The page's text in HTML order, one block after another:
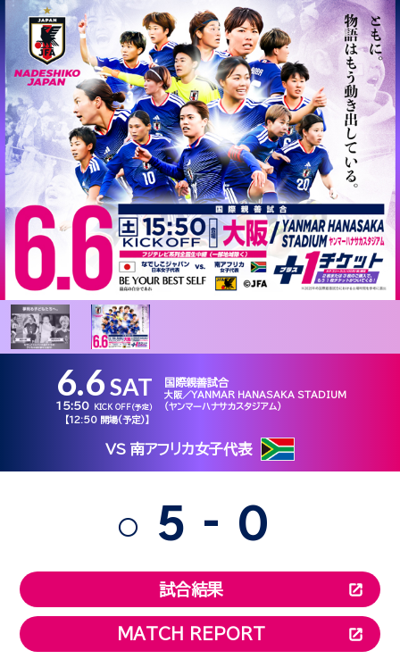
6.6SAT
15:50 KICK OFF（予定）
【12:50 開場(予定)】
国際親善試合
大阪／YANMAR HANASAKA STADIUM
（ヤンマーハナサカスタジアム）
VS 南アフリカ女子代表
○ 5 - 0
試合結果
MATCH REPORT